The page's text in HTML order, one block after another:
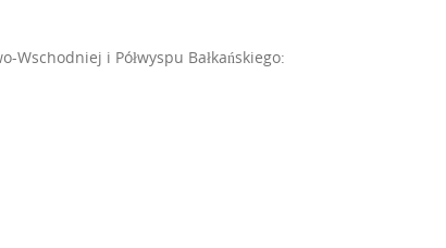
i Półwyspu Bałkańskiego: